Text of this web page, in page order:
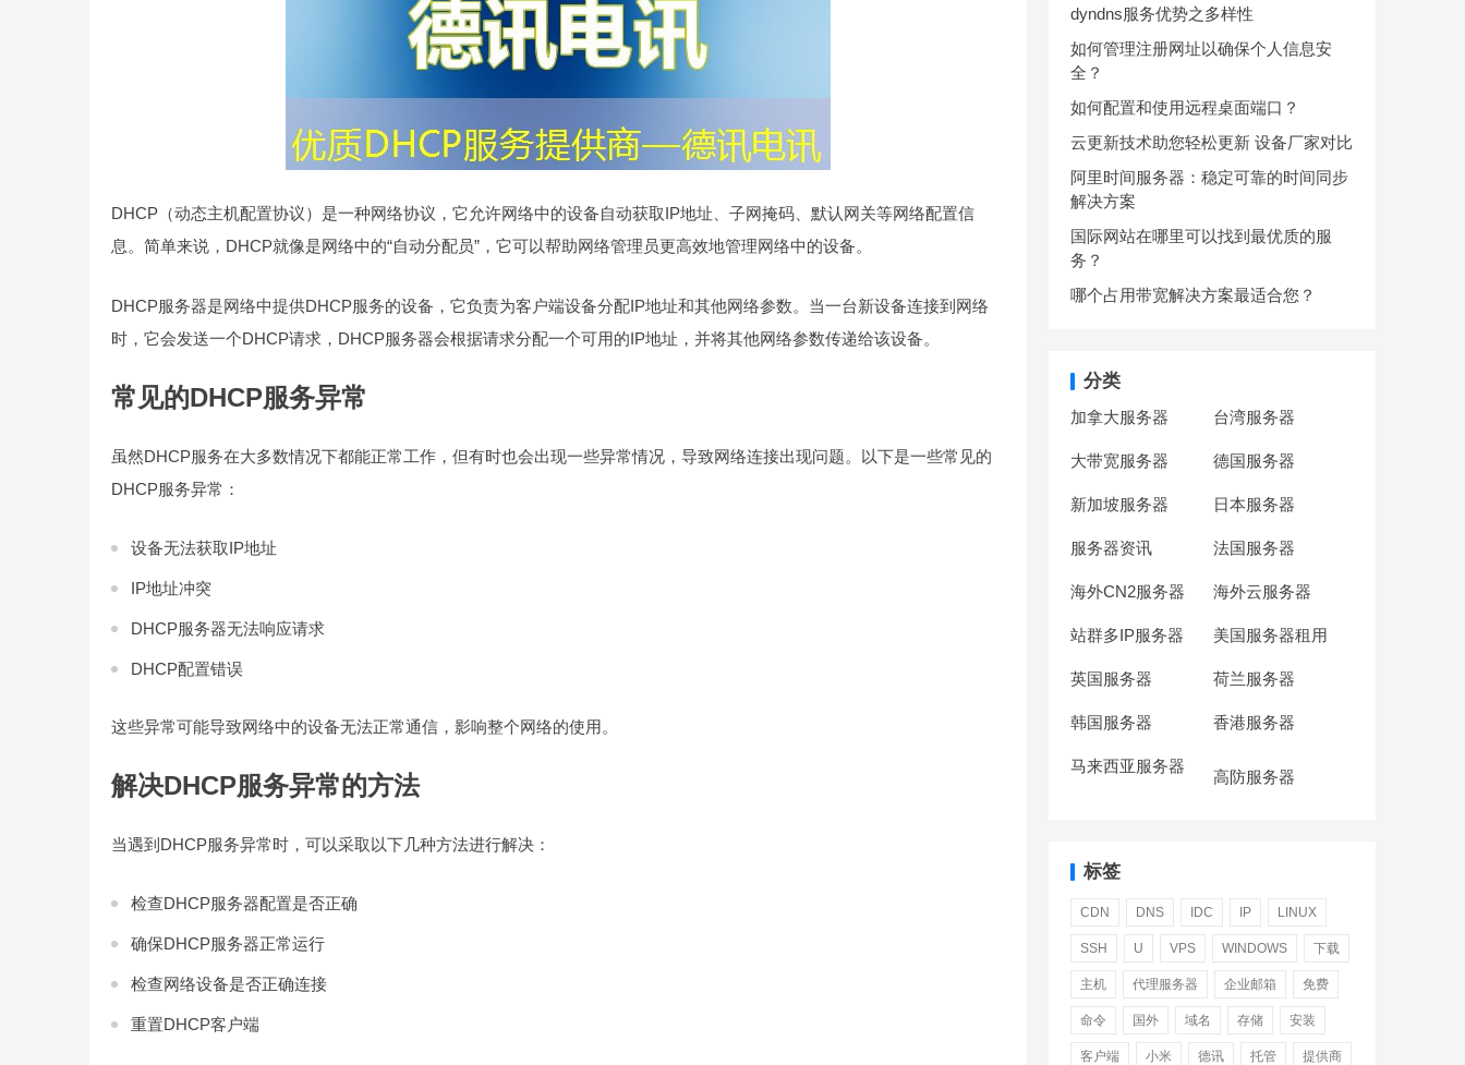
DHCP（动态主机配置协议）是一种网络协议，它允许网络中的设备自动获取IP地址、子网掩码、默认网关等网络配置信
息。简单来说，DHCP就像是网络中的“自动分配员”，它可以帮助网络管理员更高效地管理网络中的设备。
DHCP服务器是网络中提供DHCP服务的设备，它负责为客户端设备分配IP地址和其他网络参数。当一台新设备连接到网络
时，它会发送一个DHCP请求，DHCP服务器会根据请求分配一个可用的IP地址，并将其他网络参数传递给该设备。
常见的DHCP服务异常
虽然DHCP服务在大多数情况下都能正常工作，但有时也会出现一些异常情况，导致网络连接出现问题。以下是一些常见的
DHCP服务异常：
设备无法获取IP地址
IP地址冲突
DHCP服务器无法响应请求
DHCP配置错误
这些异常可能导致网络中的设备无法正常通信，影响整个网络的使用。
解决DHCP服务异常的方法
当遇到DHCP服务异常时，可以采取以下几种方法进行解决：
检查DHCP服务器配置是否正确
确保DHCP服务器正常运行
检查网络设备是否正确连接
重置DHCP客户端
dyndns服务优势之多样性
如何管理注册网址以确保个人信息安
全？
如何配置和使用远程桌面端口？
云更新技术助您轻松更新 设备厂家对比
阿里时间服务器：稳定可靠的时间同步
解决方案
国际网站在哪里可以找到最优质的服
务？
哪个占用带宽解决方案最适合您？
分类
加拿大服务器 台湾服务器
大带宽服务器 德国服务器
新加坡服务器 日本服务器
服务器资讯 法国服务器
海外CN2服务器 海外云服务器
站群多IP服务器 美国服务器租用
英国服务器 荷兰服务器
韩国服务器 香港服务器
马来西亚服务器
高防服务器
标签
CDN DNS IDC IP LINUX
SSH U VPS WINDOWS 下载
主机 代理服务器 企业邮箱 免费
命令 国外 域名 存储 安装
客户端 小米 德讯 托管 提供商